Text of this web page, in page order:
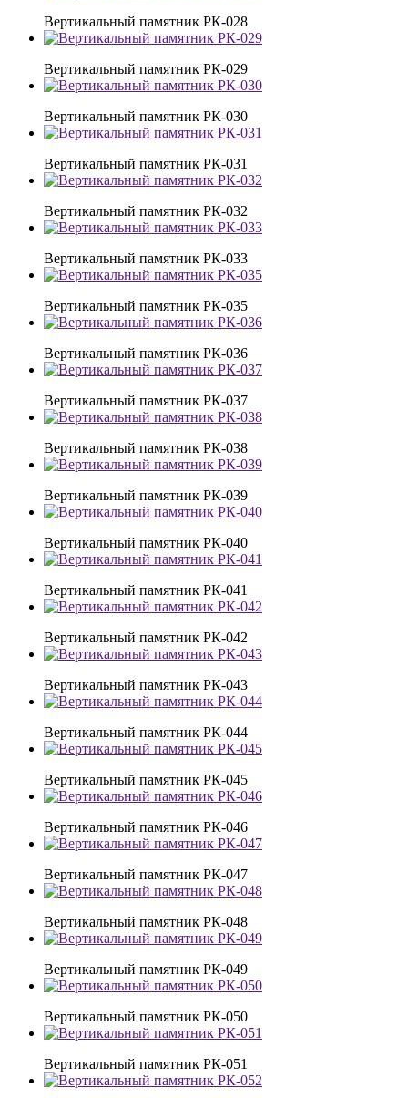
Вертикальный памятник РК-028
Вертикальный памятник РК-029
Вертикальный памятник РК-030
Вертикальный памятник РК-031
Вертикальный памятник РК-032
Вертикальный памятник РК-033
Вертикальный памятник РК-035
Вертикальный памятник РК-036
Вертикальный памятник РК-037
Вертикальный памятник РК-038
Вертикальный памятник РК-039
Вертикальный памятник РК-040
Вертикальный памятник РК-041
Вертикальный памятник РК-042
Вертикальный памятник РК-043
Вертикальный памятник РК-044
Вертикальный памятник РК-045
Вертикальный памятник РК-046
Вертикальный памятник РК-047
Вертикальный памятник РК-048
Вертикальный памятник РК-049
Вертикальный памятник РК-050
Вертикальный памятник РК-051